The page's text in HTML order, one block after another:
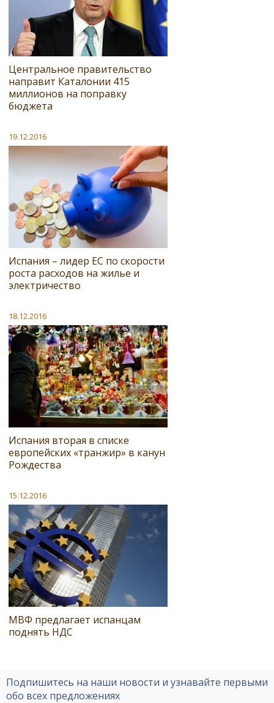
Центральное правительство
направит Каталонии 415
миллионов на поправку
бюджета
19.12.2016
Испания – лидер ЕС по скорости
роста расходов на жилье и
электричество
18.12.2016
Испания вторая в списке
европейских «транжир» в канун
Рождества
15.12.2016
МВФ предлагает испанцам
поднять НДС
Подпишитесь на наши новости и узнавайте первыми
обо всех предложениях